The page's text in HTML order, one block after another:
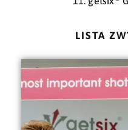
LISTA